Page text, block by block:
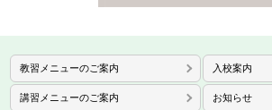
教習メニューのご案内 入校案内
講習メニューのご案内 お知らせ